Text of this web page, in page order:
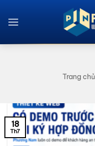
qua
dung
Trang chủ
18
Th7